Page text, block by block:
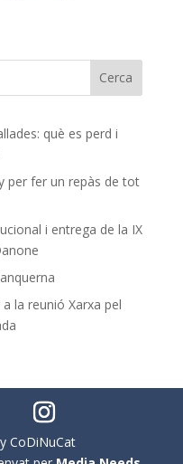
què es perd i
per fer un repàs de tot
i entrega de la IX
la reunió Xarxa pel
CoDiNuCat